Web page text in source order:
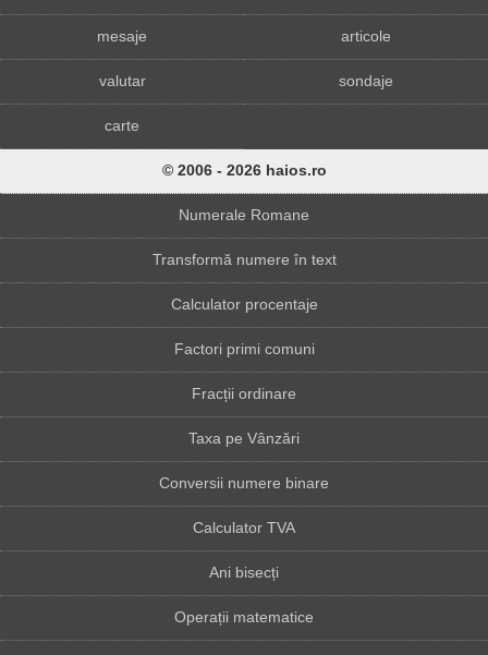
mesaje articole
valutar sondaje
carte
© 2006 - 2026 haios.ro
Numerale Romane
Transformă numere în text
Calculator procentaje
Factori primi comuni
Fracții ordinare
Taxa pe Vânzări
Conversii numere binare
Calculator TVA
Ani bisecți
Operații matematice